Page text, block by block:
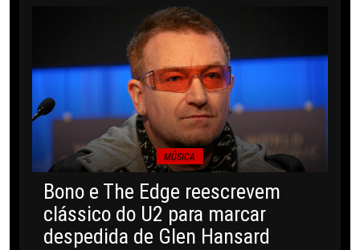
MÚSICA
Bono e The Edge reescrevem
clássico do U2 para marcar
despedida de Glen Hansard